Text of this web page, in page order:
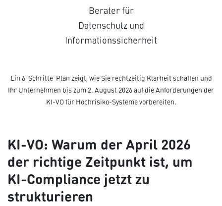
Berater für
Datenschutz und
Informationssicherheit
Ein 6-Schritte-Plan zeigt, wie Sie rechtzeitig Klarheit schaffen und
Ihr Unternehmen bis zum 2. August 2026 auf die Anforderungen der
KI-VO für Hochrisiko-Systeme vorbereiten.
KI-VO: Warum der April 2026
der richtige Zeitpunkt ist, um
KI-Compliance jetzt zu
strukturieren